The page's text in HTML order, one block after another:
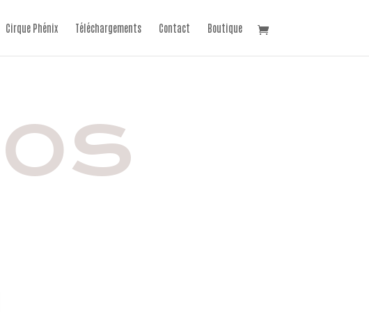
Cirque Phénix Téléchargements Contact Boutique